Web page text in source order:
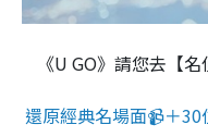
《U GO》請您去【
還原經典名場面📹＋